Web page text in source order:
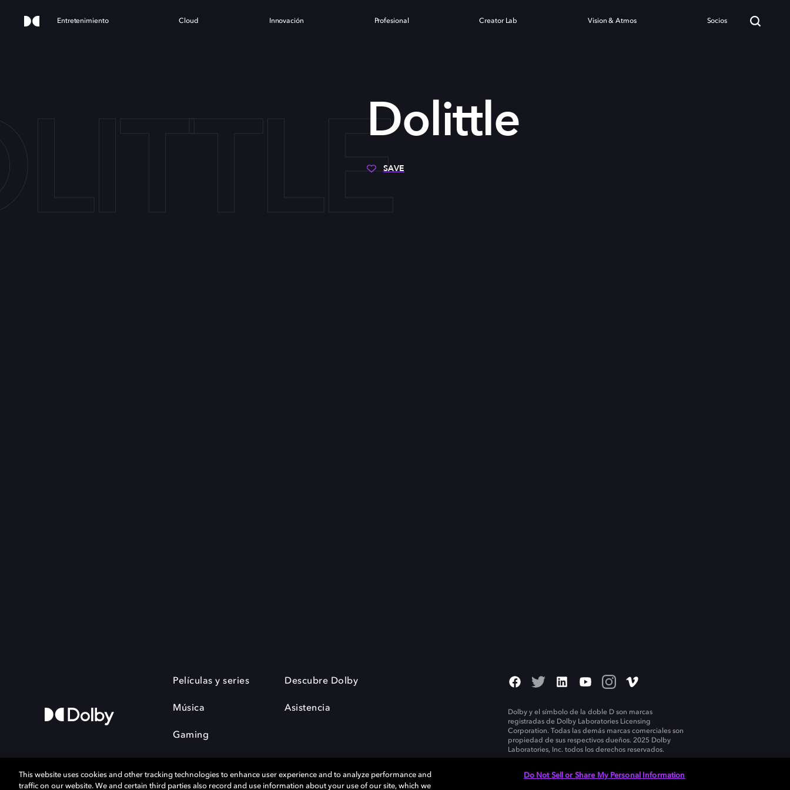
Entretenimiento Cloud Innovación Profesional Creator Lab Vision & Atmos Socios
Dolittle
SAVE
Películas y series
Música
Gaming
Descubre Dolby
Asistencia
Dolby y el símbolo de la doble D son marcas
registradas de Dolby Laboratories Licensing
Corporation. Todas las demás marcas comerciales son
propiedad de sus respectivos dueños. 2025 Dolby
Laboratories, Inc. todos los derechos reservados.
This website uses cookies and other tracking technologies to enhance user experience and to analyze performance and
traffic on our website. We and certain third parties also record and use information about your use of our site, which we
Do Not Sell or Share My Personal Information